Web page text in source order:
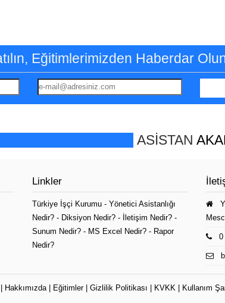
Eğitimlerimizden Haberdar
ASİSTAN
Linkler
Türkiye İşçi Kurumu- Yönetici Asistanlığı
Nedir?- Diksiyon Nedir?- İletişim Nedir?-
Sunum Nedir?- MS Excel Nedir?- Rapor
Nedir?
0
Hakkımızda| Eğitimler| Gizlilik Politikası KVKK Kullanım